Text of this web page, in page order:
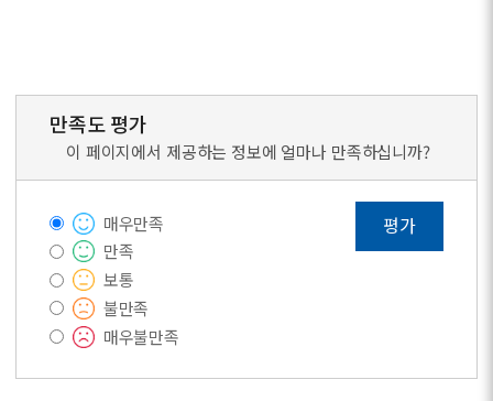
만족도 평가
이 페이지에서 제공하는 정보에 얼마나 만족하십니까?
매우만족
만족
보통
불만족
매우불만족
평가